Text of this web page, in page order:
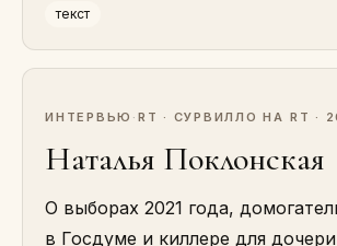
текст
ИНТЕРВЬЮ · RT · СУРВИЛЛО НА RT ·
Наталья Поклонская
О выборах 2021 года,
в Госдуме и киллере для дочери